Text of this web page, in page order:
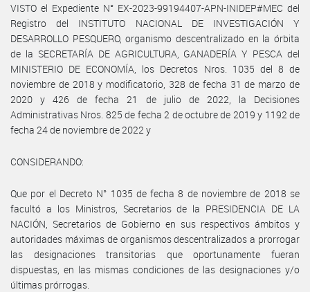
VISTO el Expediente N° EX-2023-99194407-APN-INIDEP#MEC del
Registro del INSTITUTO NACIONAL DE INVESTIGACIÓN Y
DESARROLLO PESQUERO, organismo descentralizado en la órbita
de la SECRETARÍA DE AGRICULTURA, GANADERÍA Y PESCA del
MINISTERIO DE ECONOMÍA, los Decretos Nros. 1035 del 8 de
noviembre de 2018 y modificatorio, 328 de fecha 31 de marzo de
2020 y 426 de fecha 21 de julio de 2022, la Decisiones
Administrativas Nros. 825 de fecha 2 de octubre de 2019 y 1192 de
fecha 24 de noviembre de 2022 y
CONSIDERANDO:
Que por el Decreto N° 1035 de fecha 8 de noviembre de 2018 se
facultó a los Ministros, Secretarios de la PRESIDENCIA DE LA
NACIÓN, Secretarios de Gobierno en sus respectivos ámbitos y
autoridades máximas de organismos descentralizados a prorrogar
las designaciones transitorias que oportunamente fueran
dispuestas, en las mismas condiciones de las designaciones y/o
últimas prórrogas.